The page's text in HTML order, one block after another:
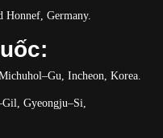
Honnef, Germany.
Incheon, Korea.
Gyeongju–Si,